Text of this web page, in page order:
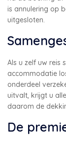
is annulering op
uitgesloten.
Als u zelf uw reis
accommodatie
onderdeel
uitvalt, krijgt u
daarom de
De